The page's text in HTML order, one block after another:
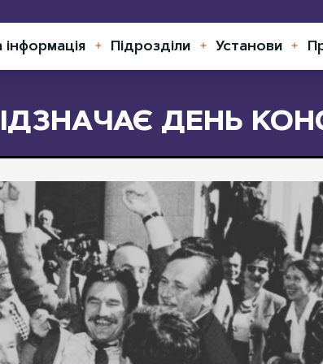
інформація
Відкрити
меню
Підрозділи
Відкрити
меню
Установи
ДЕНЬ